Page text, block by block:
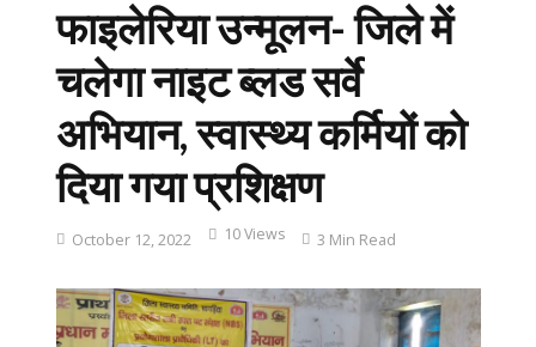
फाइलेरिया उन्मूलन- जिले में
चलेगा नाइट ब्लड सर्वे
अभियान, स्वास्थ्य कर्मियों को
दिया गया प्रशिक्षण
October 12, 2022 10 Views 3 Min Read